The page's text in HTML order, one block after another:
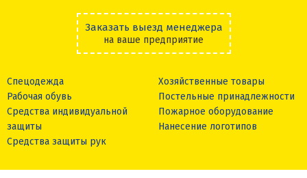
Заказать выезд менеджера
на ваше предприятие
Спецодежда
Рабочая обувь
Средства индивидуальной
защиты
Средства защиты рук
Хозяйственные товары
Постельные принадлежности
Пожарное оборудование
Нанесение логотипов